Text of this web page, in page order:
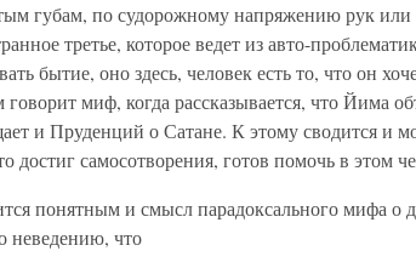
губам, по судорожному напряжению рук
третье, которое ведет из авто-
бытие, оно здесь, человек есть то, что он
миф, когда рассказывается, что Йима
и Пруденций о Сатане. К этому сводится и
достиг самосотворения, готов помочь в этом
понятным и смысл парадоксального мифа о
неведению, что